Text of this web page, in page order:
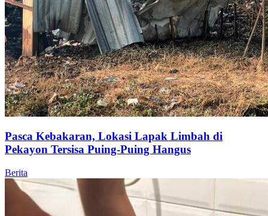
Pasca Kebakaran, Lokasi Lapak Limbah di
Pekayon Tersisa Puing-Puing Hangus
Berita